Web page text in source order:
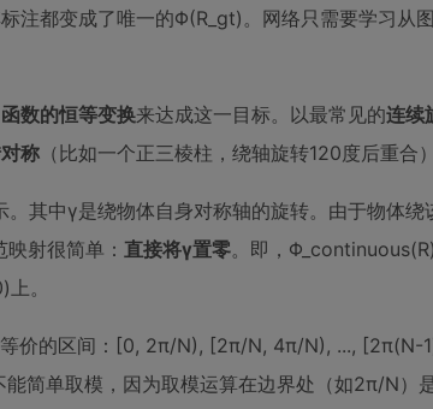
注都变成了唯一的Φ(R_gt)。网络只需要学习从
数的恒等变换来达成这一目标。以最常见的连续
称 （比如一个正三棱柱，绕轴旋转120度后重合
其中γ是绕物体自身对称轴的旋转。由于物体绕
射很简单： 直接将γ置零。即，
。
价的区间：[0, 2π/N), [2π/N, 4π/N), ..., [2π(N-
简单取模，因为取模运算在边界处（如2π/N）